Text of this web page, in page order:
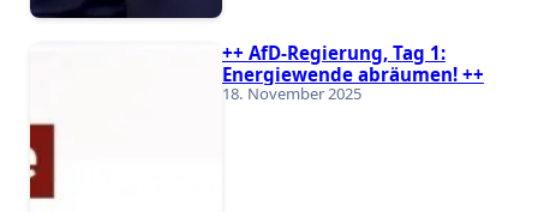
++ AfD-Regierung, Tag 1:
Energiewende abräumen! ++
18. November 2025